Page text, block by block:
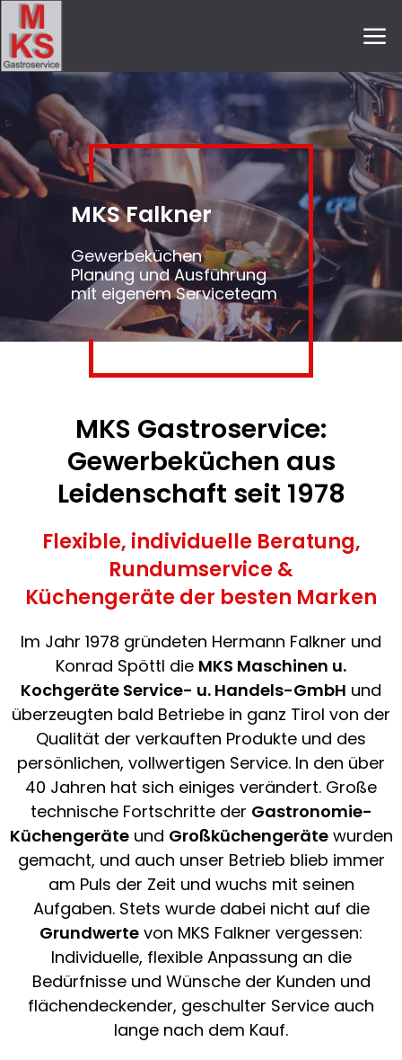
MKS Falkner
Gewerbeküchen
Planung und Ausführung
mit eigenem Serviceteam
MKS Gastroservice:
Gewerbeküchen aus
Leidenschaft seit 1978
Flexible, individuelle Beratung,
Rundumservice &
Küchengeräte der besten Marken
Im Jahr 1978 gründeten Hermann Falkner und
Konrad Spöttl die MKS Maschinen u.
Kochgeräte Service- u. Handels-GmbH und
überzeugten bald Betriebe in ganz Tirol von der
Qualität der verkauften Produkte und des
persönlichen, vollwertigen Service. In den über
40 Jahren hat sich einiges verändert. Große
technische Fortschritte der Gastronomie-
Küchengeräteund Großküchengerätewurden
gemacht, und auch unser Betrieb blieb immer
am Puls der Zeit und wuchs mit seinen
Aufgaben. Stets wurde dabei nicht auf die
Grundwerte von MKS Falkner vergessen:
Individuelle, flexible Anpassung an die
Bedürfnisse und Wünsche der Kunden und
flächendeckender, geschulter Service auch
lange nach dem Kauf.